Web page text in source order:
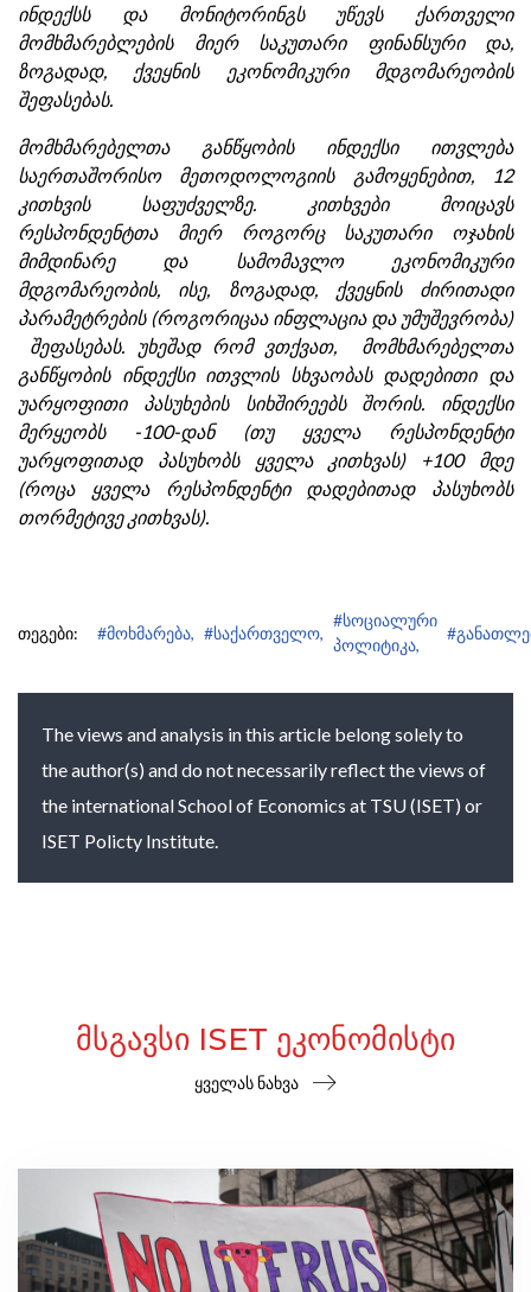
ინდექსს და მონიტორინგს უწევს ქართველი
მომხმარებლების მიერ საკუთარი ფინანსური და,
ზოგადად, ქვეყნის ეკონომიკური მდგომარეობის
შეფასებას.
მომხმარებელთა განწყობის ინდექსი ითვლება
საერთაშორისო მეთოდოლოგიის გამოყენებით, 12
კითხვის საფუძველზე. კითხვები მოიცავს
რესპონდენტთა მიერ როგორც საკუთარი ოჯახის
მიმდინარე და სამომავლო ეკონომიკური
მდგომარეობის, ისე, ზოგადად, ქვეყნის ძირითადი
პარამეტრების (როგორიცაა ინფლაცია და უმუშევრობა)
შეფასებას. უხეშად რომ ვთქვათ, მომხმარებელთა
განწყობის ინდექსი ითვლის სხვაობას დადებითი და
უარყოფითი პასუხების სიხშირეებს შორის. ინდექსი
მერყეობს -100-დან (თუ ყველა რესპონდენტი
უარყოფითად პასუხობს ყველა კითხვას) +100 მდე
(როცა ყველა რესპონდენტი დადებითად პასუხობს
თორმეტივე კითხვას).
თეგები: #მოხმარება, #საქართველო,
#სოციალური
პოლიტიკა,
The views and analysis in this article belong solely to
the author(s) and do not necessarily reflect the views of
the international School of Economics at TSU (ISET) or
ISET Policty Institute.
ᲛᲡᲒᲐᲕᲡᲘ ISET ᲔᲙᲝᲜᲝᲛᲘᲡᲢᲘ
ყველას ნახვა